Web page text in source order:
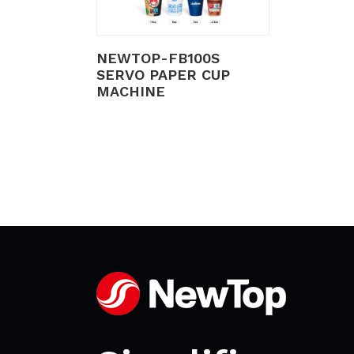
NEWTOP-FB100S
SERVO PAPER CUP
MACHINE